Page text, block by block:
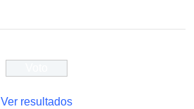
Ver resultados